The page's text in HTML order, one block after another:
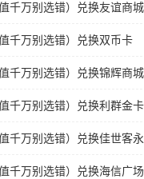
千万别选错）兑换友谊商
千万别选错）兑换双币卡
千万别选错）兑换锦辉商
千万别选错）兑换利群金卡
千万别选错）兑换佳世客
千万别选错）兑换海信广